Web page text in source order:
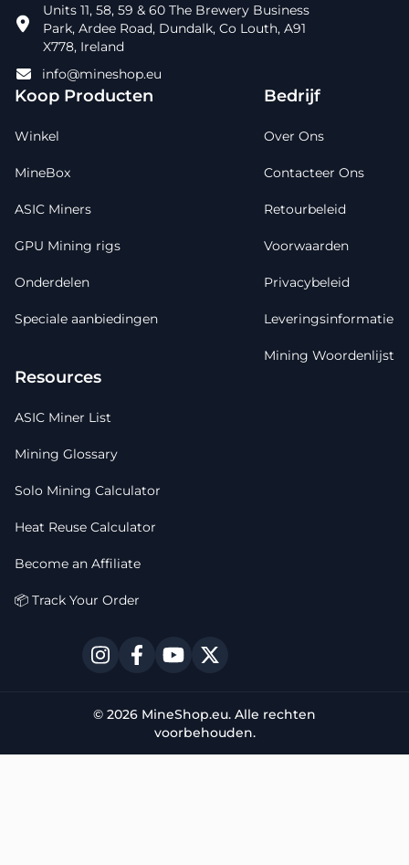
Units 11, 58, 59 & 60 The Brewery Business
Park, Ardee Road, Dundalk, Co Louth, A91
X778, Ireland
info@mineshop.eu
Koop Producten
Winkel
MineBox
ASIC Miners
GPU Mining rigs
Onderdelen
Speciale aanbiedingen
Bedrijf
Over Ons
Contacteer Ons
Retourbeleid
Voorwaarden
Privacybeleid
Leveringsinformatie
Mining Woordenlijst
Resources
ASIC Miner List
Mining Glossary
Solo Mining Calculator
Heat Reuse Calculator
Become an Affiliate
📦 Track Your Order
© 2026 MineShop.eu. Alle rechten
voorbehouden.